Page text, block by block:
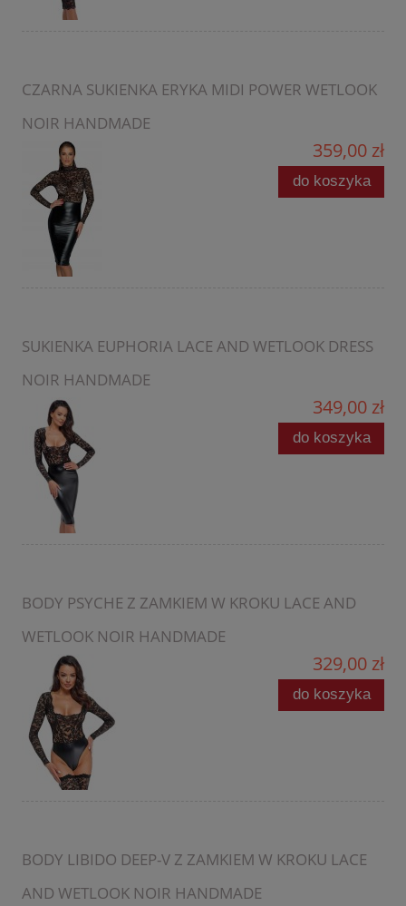
CZARNA SUKIENKA ERYKA MIDI POWER WETLOOK
NOIR HANDMADE
359,00 zł
do koszyka
SUKIENKA EUPHORIA LACE AND WETLOOK DRESS
NOIR HANDMADE
349,00 zł
do koszyka
BODY PSYCHE Z ZAMKIEM W KROKU LACE AND
WETLOOK NOIR HANDMADE
329,00 zł
do koszyka
BODY LIBIDO DEEP-V Z ZAMKIEM W KROKU LACE
AND WETLOOK NOIR HANDMADE